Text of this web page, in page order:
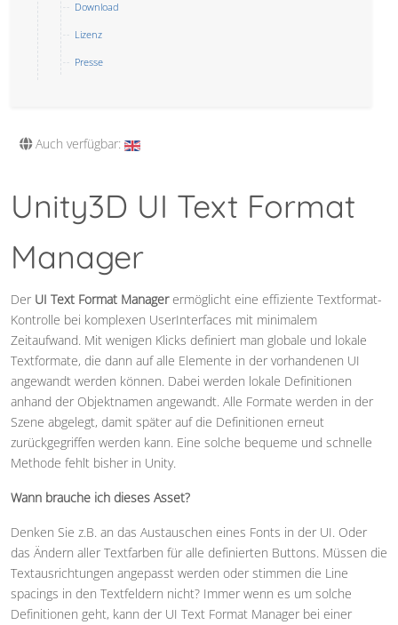
Download
Lizenz
Presse
Auch verfügbar:
Unity3D UI Text Format
Manager
Der UI Text Format Managerermöglicht eine effiziente Textformat-
Kontrolle bei komplexen UserInterfaces mit minimalem
Zeitaufwand. Mit wenigen Klicks definiert man globale und lokale
Textformate, die dann auf alle Elemente in der vorhandenen UI
angewandt werden können. Dabei werden lokale Definitionen
anhand der Objektnamen angewandt. Alle Formate werden in der
Szene abgelegt, damit später auf die Definitionen erneut
zurückgegriffen werden kann. Eine solche bequeme und schnelle
Methode fehlt bisher in Unity.
Wann brauche ich dieses Asset?
Denken Sie z.B. an das Austauschen eines Fonts in der UI. Oder
das Ändern aller Textfarben für alle definierten Buttons. Müssen die
Textausrichtungen angepasst werden oder stimmen die Line
spacings in den Textfeldern nicht? Immer wenn es um solche
Definitionen geht, kann der UI Text Format Manager bei einer